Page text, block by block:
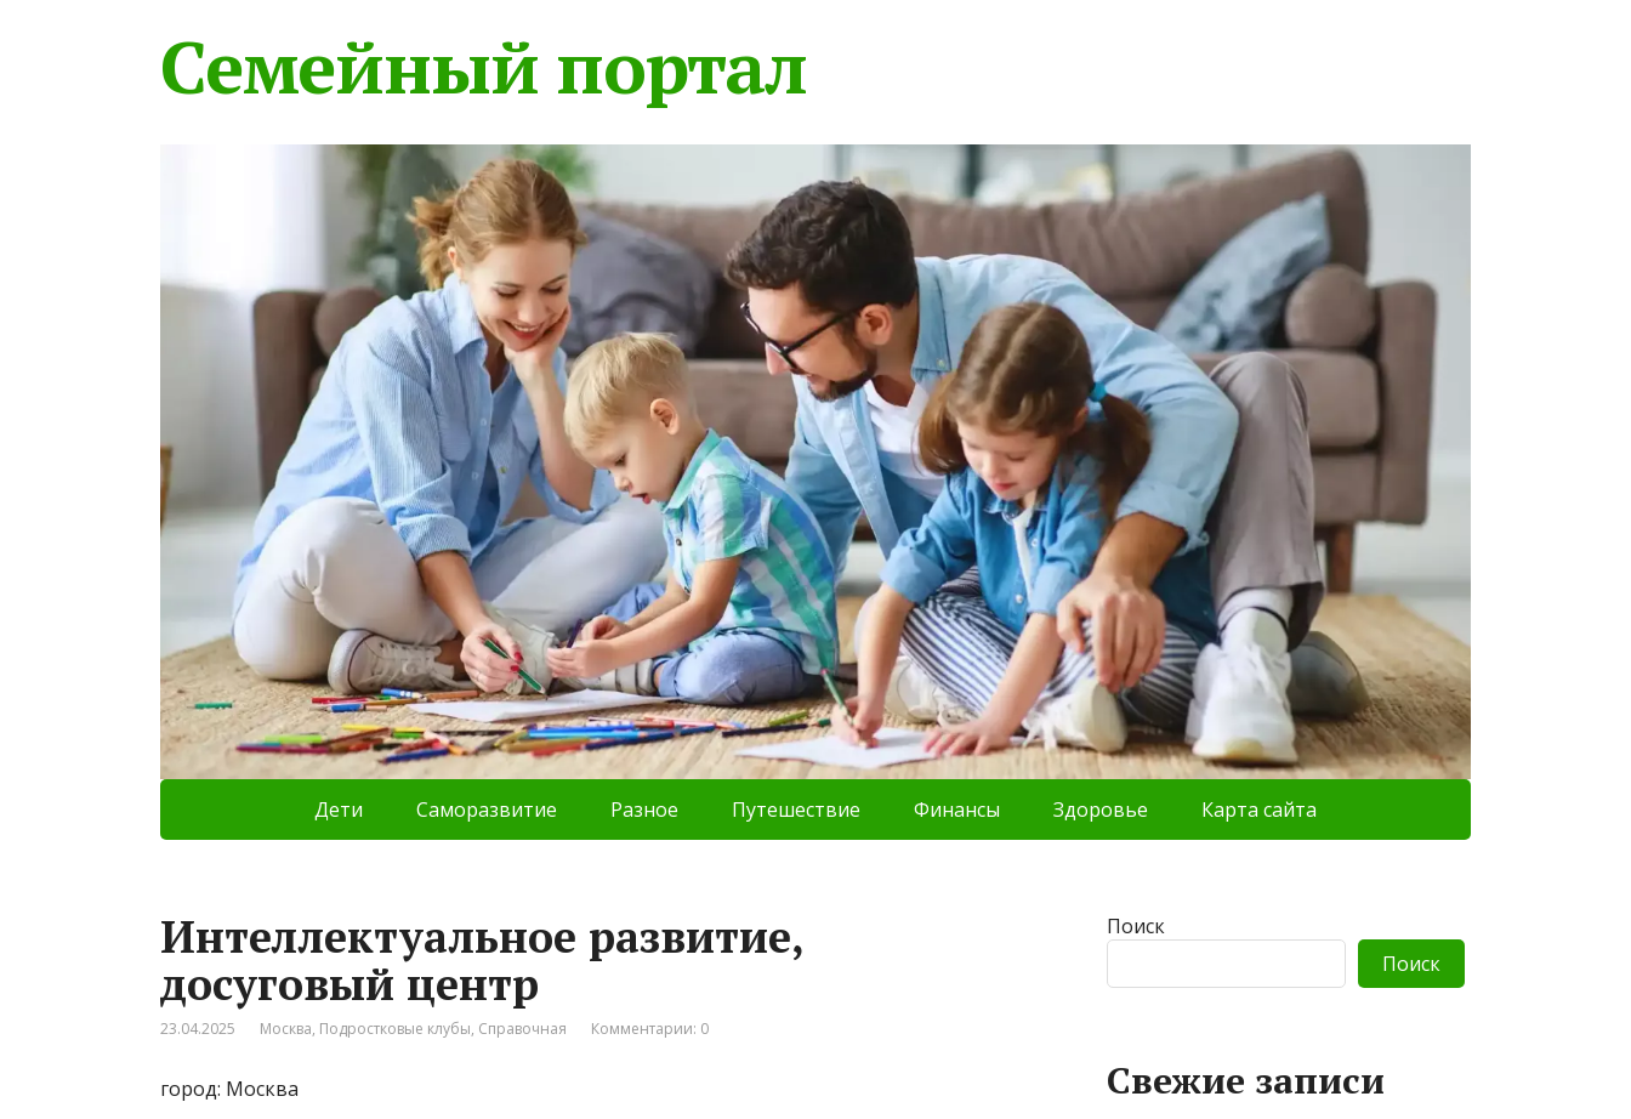
Семейный портал
Дети Саморазвитие Разное Путешествие Финансы Здоровье Карта сайта
Интеллектуальное развитие,
досуговый центр
23.04.2025 Москва, Подростковые клубы, Справочная Комментарии: 0
город: Москва
Поиск
Поиск
Свежие записи